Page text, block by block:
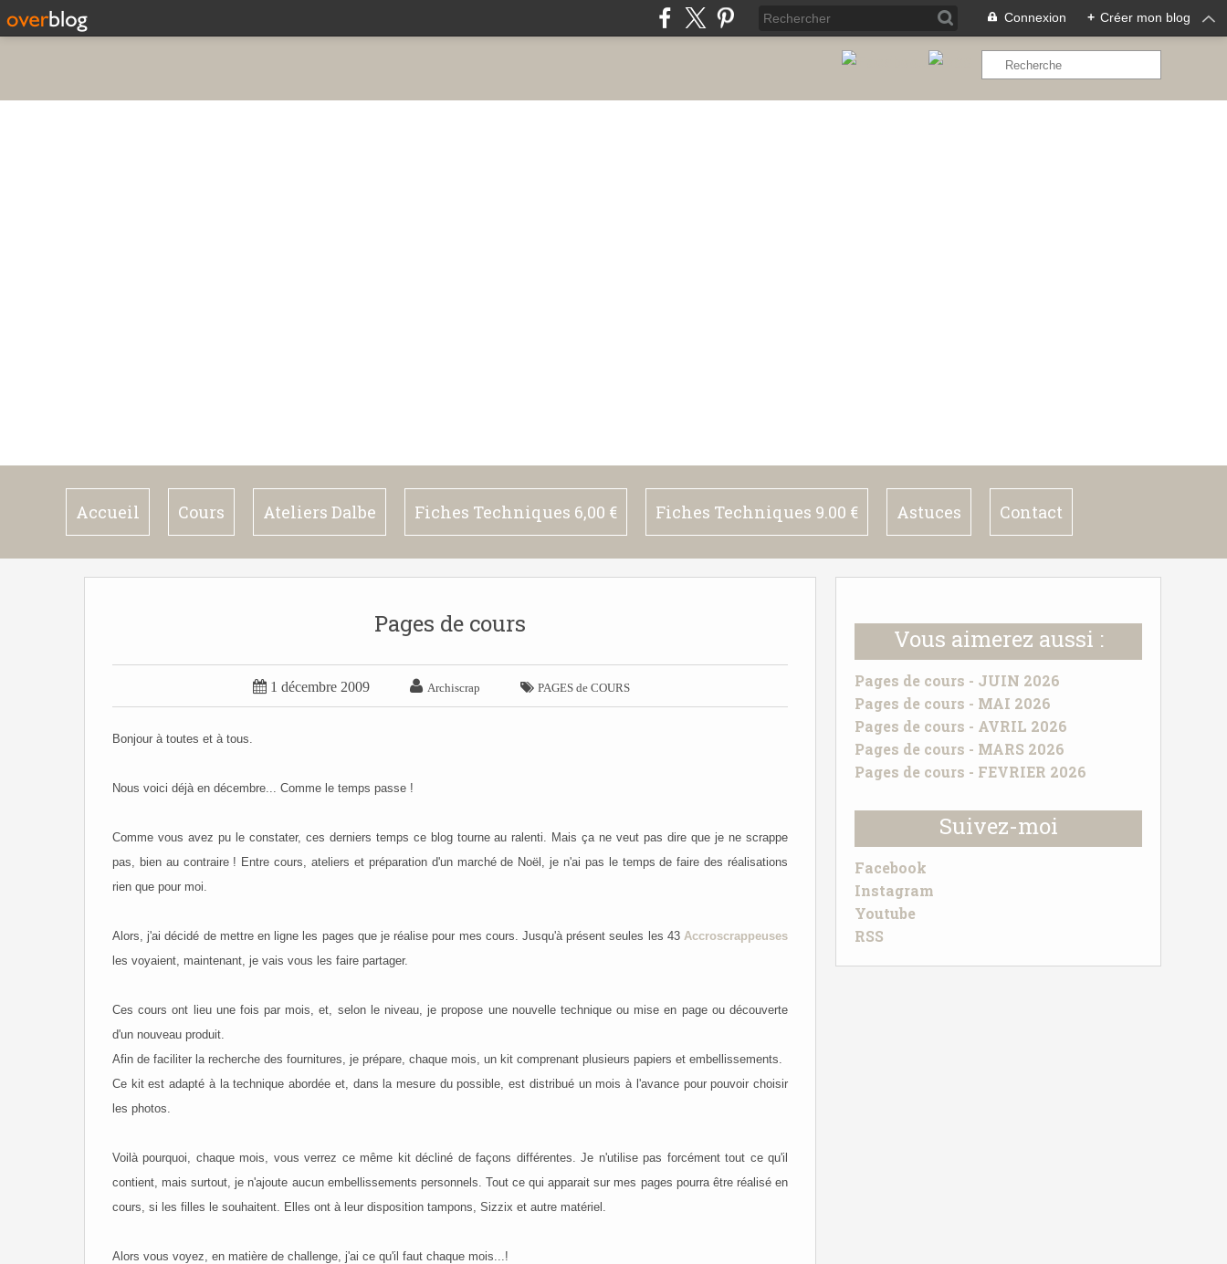
Connexion + Créer mon blog
Accueil Cours Ateliers Dalbe Fiches Techniques 6,00 € Fiches Techniques 9.00 € Astuces Contact
Vous aimerez aussi :
Pages de cours - JUIN 2026
Pages de cours - MAI 2026
Pages de cours - AVRIL 2026
Pages de cours - MARS 2026
Pages de cours - FEVRIER 2026
Suivez-moi
Facebook
Instagram
Youtube
RSS
Pages de cours
 1 décembre 2009  Archiscrap  PAGES de COURS
Bonjour à toutes et à tous.
Nous voici déjà en décembre... Comme le temps passe !
Comme vous avez pu le constater, ces derniers temps ce blog tourne au ralenti. Mais ça ne veut pas dire que je ne scrappe
pas, bien au contraire ! Entre cours, ateliers et préparation d'un marché de Noël, je n'ai pas le temps de faire des réalisations
rien que pour moi.
Alors, j'ai décidé de mettre en ligne les pages que je réalise pour mes cours. Jusqu'à présent seules les 43 Accroscrappeuses
les voyaient, maintenant, je vais vous les faire partager.
Ces cours ont lieu une fois par mois, et, selon le niveau, je propose une nouvelle technique ou mise en page ou découverte
d'un nouveau produit.
Afin de faciliter la recherche des fournitures, je prépare, chaque mois, un kit comprenant plusieurs papiers et embellissements.
Ce kit est adapté à la technique abordée et, dans la mesure du possible, est distribué un mois à l'avance pour pouvoir choisir
les photos.
Voilà pourquoi, chaque mois, vous verrez ce même kit décliné de façons différentes. Je n'utilise pas forcément tout ce qu'il
contient, mais surtout, je n'ajoute aucun embellissements personnels. Tout ce qui apparait sur mes pages pourra être réalisé en
cours, si les filles le souhaitent. Elles ont à leur disposition tampons, Sizzix et autre matériel.
Alors vous voyez, en matière de challenge, j'ai ce qu'il faut chaque mois...!